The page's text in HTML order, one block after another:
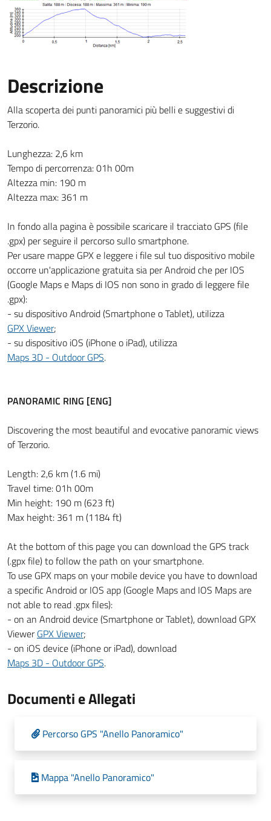
Descrizione
Alla scoperta dei punti panoramici più belli e suggestivi di
Terzorio.
Lunghezza: 2,6 km
Tempo di percorrenza: 01h 00m
Altezza min: 190 m
Altezza max: 361 m
In fondo alla pagina è possibile scaricare il tracciato GPS (file
.gpx) per seguire il percorso sullo smartphone.
Per usare mappe GPX e leggere i file sul tuo dispositivo mobile
occorre un'applicazione gratuita sia per Android che per IOS
(Google Maps e Maps di IOS non sono in grado di leggere file
.gpx):
- su dispositivo Android (Smartphone o Tablet), utilizza
GPX Viewer;
- su dispositivo iOS (iPhone o iPad), utilizza
Maps 3D - Outdoor GPS.
PANORAMIC RING [ENG]
Discovering the most beautiful and evocative panoramic views
of Terzorio.
Length: 2,6 km (1.6 mi)
Travel time: 01h 00m
Min height: 190 m (623 ft)
Max height: 361 m (1184 ft)
At the bottom of this page you can download the GPS track
(.gpx file) to follow the path on your smartphone.
To use GPX maps on your mobile device you have to download
a specific Android or IOS app (Google Maps and IOS Maps are
not able to read .gpx files):
- on an Android device (Smartphone or Tablet), download GPX
ViewerGPX Viewer;
- on iOS device (iPhone or iPad), download
Maps 3D - Outdoor GPS.
Documenti e Allegati
Percorso GPS "Anello Panoramico"
Mappa "Anello Panoramico"